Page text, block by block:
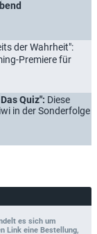
der Wahrheit":
Premiere für
Quiz": Diese
in der Sonderfolge
es sich um
Link eine Bestellung,